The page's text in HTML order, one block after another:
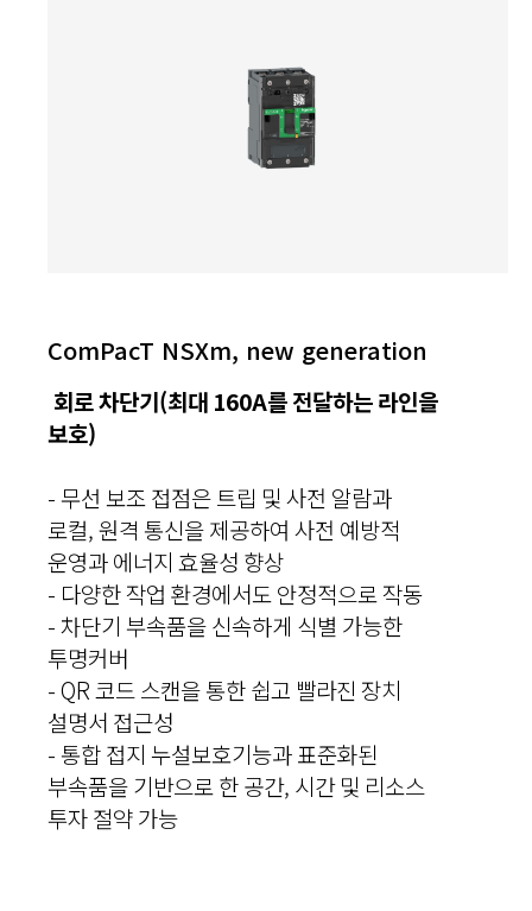
ComPacT NSXm, new generation
회로 차단기(최대 160A를 전달하는 라인을
보호)
- 무선 보조 접점은 트립 및 사전 알람과
로컬, 원격 통신을 제공하여 사전 예방적
운영과 에너지 효율성 향상
- 다양한 작업 환경에서도 안정적으로 작동
- 차단기 부속품을 신속하게 식별 가능한
투명커버
- QR 코드 스캔을 통한 쉽고 빨라진 장치
설명서 접근성
- 통합 접지 누설보호기능과 표준화된
부속품을 기반으로 한 공간, 시간 및 리소스
투자 절약 가능